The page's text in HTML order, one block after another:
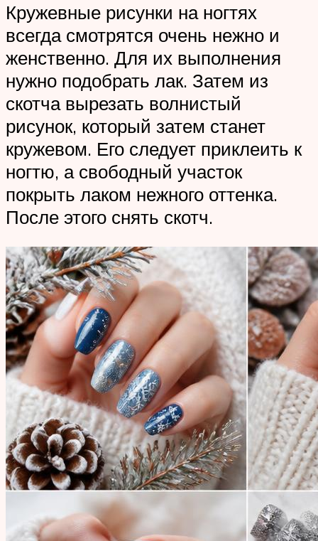
Кружевные рисунки на ногтях
всегда смотрятся очень нежно и
женственно. Для их выполнения
нужно подобрать лак. Затем из
скотча вырезать волнистый
рисунок, который затем станет
кружевом. Его следует приклеить к
ногтю, а свободный участок
покрыть лаком нежного оттенка.
После этого снять скотч.